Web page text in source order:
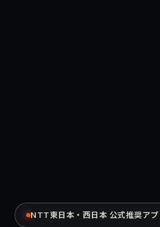
NTT東日本・西日本 公式推奨ア